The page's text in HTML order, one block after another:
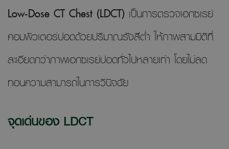
Low-Dose CT Chest (LDCT) เป็นการตรวจเอกซเรย์
คอมพิวเตอร์ปอดด้วยปริมาณรังสีต่ำ ให้ภาพสามมิติที่
ละเอียดกว่าภาพเอกซเรย์ปอดทั่วไปหลายเท่า โดยไม่ลด
ทอนความสามารถในการวินิจฉัย
จุดเด่นของ LDCT